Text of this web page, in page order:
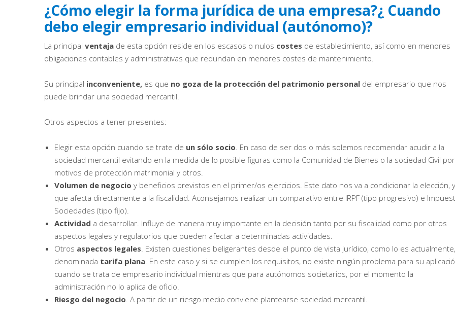
¿Cómo elegir la forma jurídica de una empresa?¿ Cuando
debo elegir empresario individual (autónomo)?
La principal ventaja de esta opción reside en los escasos o nulos costes de establecimiento, así como en menores
obligaciones contables y administrativas que redundan en menores costes de mantenimiento.
Su principal inconveniente, es que no goza de la protección del patrimonio personal del empresario que nos
puede brindar una sociedad mercantil.
Otros aspectos a tener presentes:
Elegir esta opción cuando se trate de un sólo socio. En caso de ser dos o más solemos recomendar acudir a la
sociedad mercantil evitando en la medida de lo posible figuras como la Comunidad de Bienes o la sociedad Civil por
motivos de protección matrimonial y otros.
Volumen de negocio y beneficios previstos en el primer/os ejercicios. Este dato nos va a condicionar la elección,
que afecta directamente a la fiscalidad. Aconsejamos realizar un comparativo entre IRPF (tipo progresivo) e
Sociedades (tipo fijo).
Actividad a desarrollar. Influye de manera muy importante en la decisión tanto por su fiscalidad como por otros
aspectos legales y regulatorios que pueden afectar a determinadas actividades.
Otros aspectos legales. Existen cuestiones beligerantes desde el punto de vista jurídico, como lo es
denominada tarifa plana. En este caso y si se cumplen los requisitos, no existe ningún problema para su
cuando se trata de empresario individual mientras que para autónomos societarios, por el momento la
administración no lo aplica de oficio.
Riesgo del negocio. A partir de un riesgo medio conviene plantearse sociedad mercantil.